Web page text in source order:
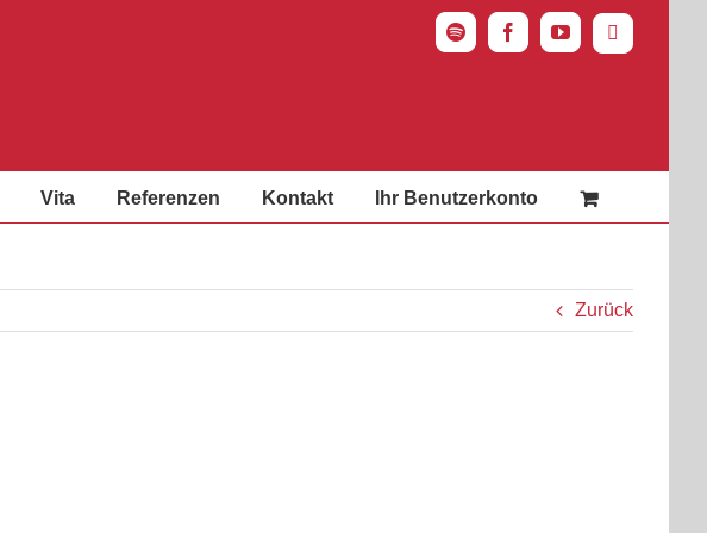
SpotifyFacebookYouTubeInstagram
Vita Referenzen Kontakt Ihr Benutzerkonto
Zurück